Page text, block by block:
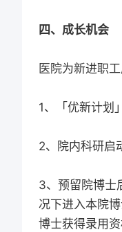
四、成长机会
医院为新进职
1、「优新计划
2、院内科研启
3、预留院博士
况下进入本院
博士获得录用